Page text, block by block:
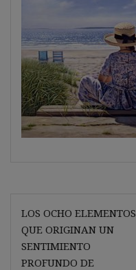
Navegación
de
entradas
LOS OCHO ELEMENTOS
QUE ORIGINAN UN
SENTIMIENTO
PROFUNDO DE